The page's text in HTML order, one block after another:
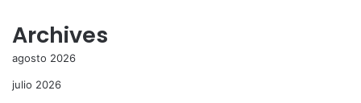
Archives
agosto 2026
julio 2026